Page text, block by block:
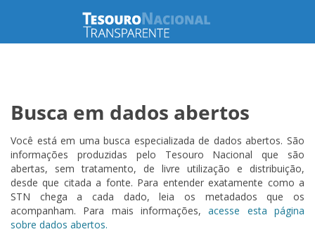
Busca em dados abertos
Você está em uma busca especializada de dados abertos. São
informações produzidas pelo Tesouro Nacional que são
abertas, sem tratamento, de livre utilização e distribuição,
desde que citada a fonte. Para entender exatamente como a
STN chega a cada dado, leia os metadados que os
acompanham. Para mais informações,acesse esta página
sobre dados abertos.